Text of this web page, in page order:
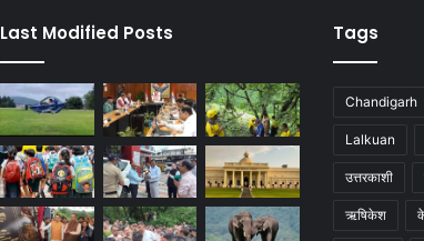
Last Modified Posts Tags
Chandigarh
Lalkuan
उत्तरकाशी
ऋषिकेश